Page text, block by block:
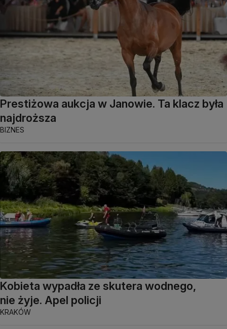
Prestiżowa aukcja w Janowie. Ta klacz była
najdroższa
BIZNES
Kobieta wypadła ze skutera wodnego,
nie żyje. Apel policji
KRAKÓW